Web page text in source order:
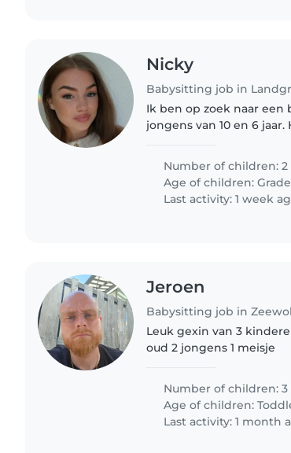
Nicky
Babysitting job in
Ik ben op zoek naar
jongens van 10 en 6
avond doordeweeks. De
Number of children: 2
Age of children:
Last activity: 1 week
Jeroen
Babysitting job in
Leuk gexin van 3
oud 2 jongens 1 meisje
Number of children: 3
Age of children:
Last activity: 1 month